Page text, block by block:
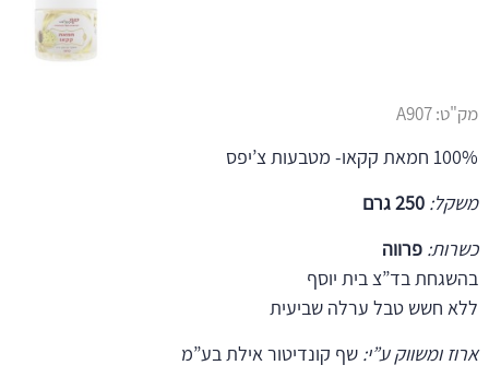
מק"ט:A907
100% חמאת קקאו- מטבעות צ’יפס
משקל: 250 גרם
כשרות: פרווה
בהשגחת בד”צ בית יוסף
ללא חשש טבל ערלה שביעית
ארוז ומשווק ע”י: שף קונדיטור אילת בע”מ